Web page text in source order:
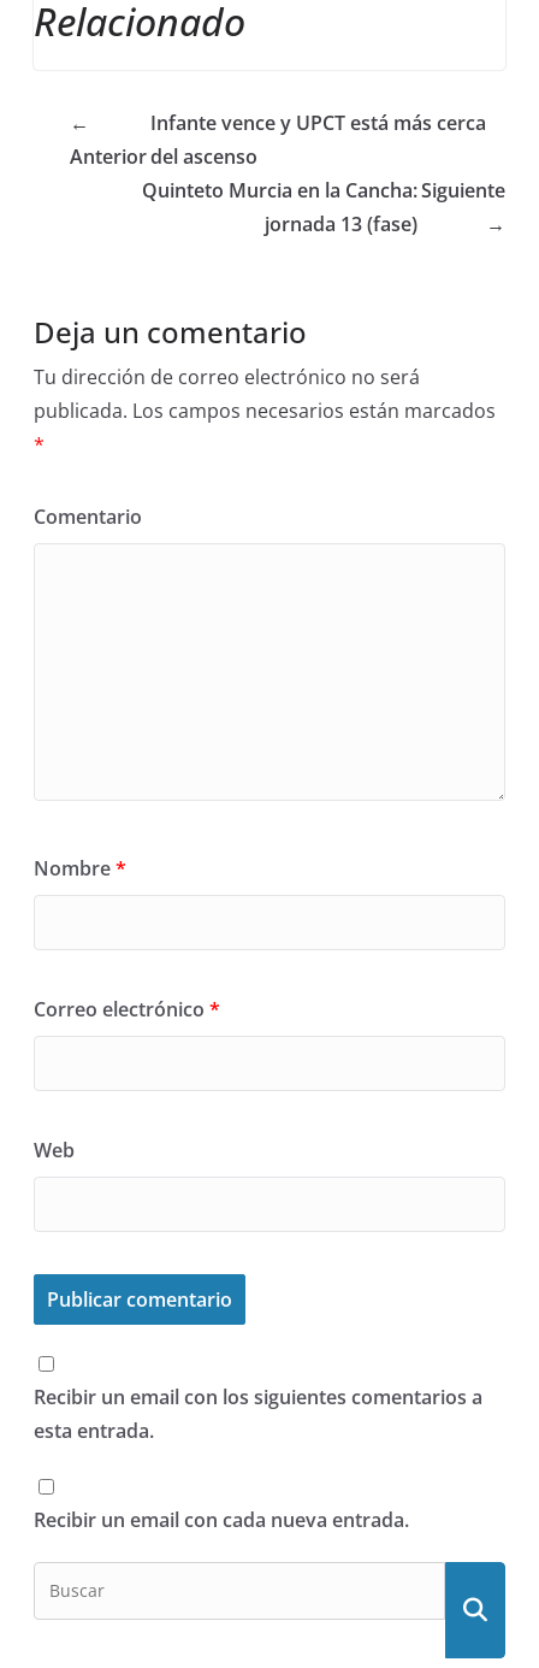
Relacionado
←
Anterior
Infante vence y UPCT está más cerca
del ascenso
Quinteto Murcia en la Cancha:
jornada 13 (fase)
Siguiente
→
Deja un comentario
Tu dirección de correo electrónico no será
publicada. Los campos necesarios están marcados
*
Comentario
Nombre*
Correo electrónico*
Web
Recibir un email con los siguientes comentarios a
esta entrada.
Recibir un email con cada nueva entrada.